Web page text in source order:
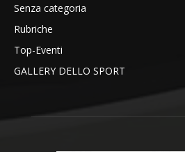
Senza categoria
Rubriche
Top-Eventi
GALLERY DELLO SPORT